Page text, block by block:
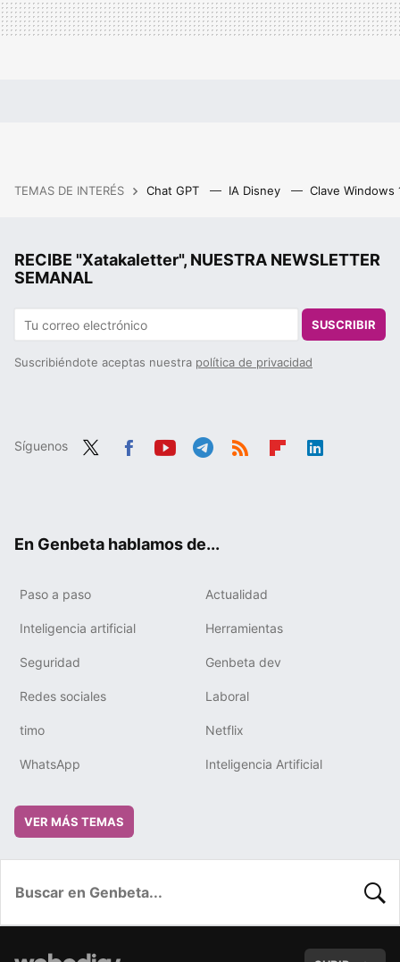
TEMAS DE INTERÉS Chat GPT IA Disney Clave Windows
RECIBE "Xatakaletter", NUESTRA NEWSLETTER
SEMANAL
SUSCRIBIR
Suscribiéndote aceptas nuestra política de privacidad
Síguenos
En Genbeta hablamos de...
Paso a paso Actualidad
Inteligencia artificial Herramientas
Seguridad Genbeta dev
Redes sociales Laboral
timo Netflix
WhatsApp Inteligencia Artificial
VER MÁS TEMAS